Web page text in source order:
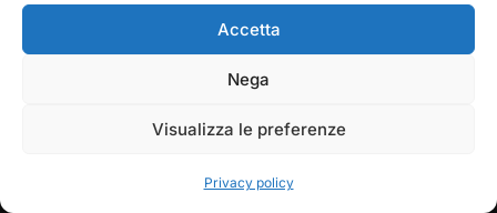
Accetta
Nega
Visualizza le preferenze
Privacy policy
Copyright © 2026 — Frasassi Climbing Festival. All
Rights Reserved